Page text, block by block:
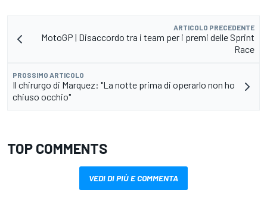
ARTICOLO PRECEDENTE
MotoGP | Disaccordo tra i team per i premi delle Sprint
Race
PROSSIMO ARTICOLO
Il chirurgo di Marquez: "La notte prima di operarlo non ho
chiuso occhio"
TOP COMMENTS
VEDI DI PIÙ E COMMENTA